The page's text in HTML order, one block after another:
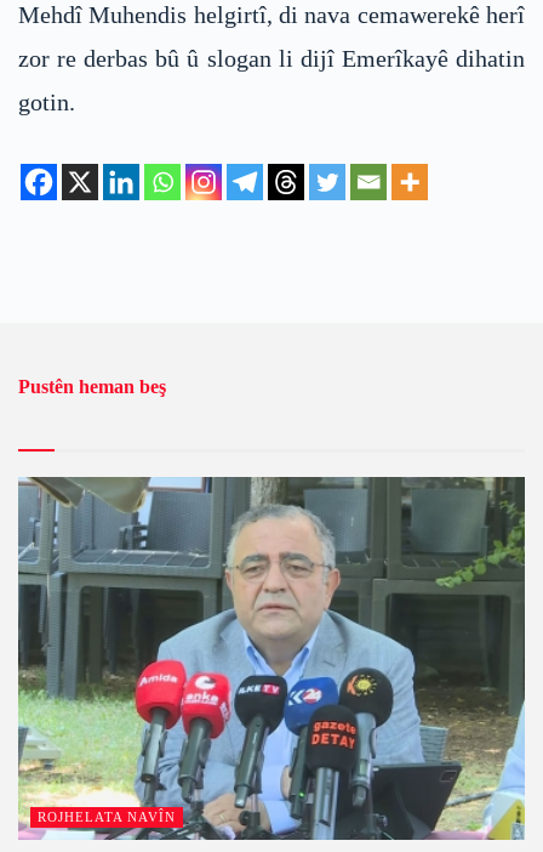
Mehdî Muhendis helgirtî, di nava cemawerekê herî
zor re derbas bû û slogan li dijî Emerîkayê dihatin
gotin.
Pustên heman beş
ROJHELATA NAVÎN